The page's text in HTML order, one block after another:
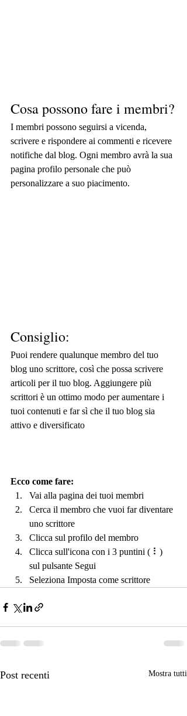
Cosa possono fare i membri?
I membri possono seguirsi a vicenda,
scrivere e rispondere ai commenti e ricevere
notifiche dal blog. Ogni membro avrà la sua
pagina profilo personale che può
personalizzare a suo piacimento.
Consiglio:
Puoi rendere qualunque membro del tuo
blog uno scrittore, così che possa scrivere
articoli per il tuo blog. Aggiungere più
scrittori è un ottimo modo per aumentare i
tuoi contenuti e far sì che il tuo blog sia
attivo e diversificato
Ecco come fare:
Vai alla pagina dei tuoi membri
Cerca il membro che vuoi far diventare
uno scrittore
Clicca sul profilo del membro
Clicca sull'icona con i 3 puntini ( ⠇)
sul pulsante Segui
Seleziona Imposta come scrittore
Post recenti Mostra tutti